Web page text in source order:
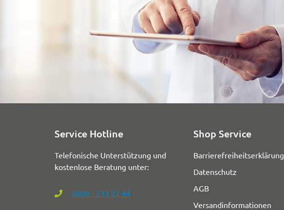
Service Hotline
Telefonische Unterstützung und
kostenlose Beratung unter:
0800 - 233 22 44
Shop Service
Barrierefreiheitserklärung
Datenschutz
AGB
Versandinformationen